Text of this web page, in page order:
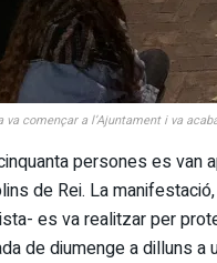
va començar a l’Ajuntament i va
persones es van
de Rei. La
es va realitzar per
de diumenge a dilluns a